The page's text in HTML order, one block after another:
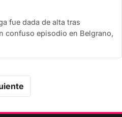
fue dada de alta tras
confuso episodio en Belgrano,